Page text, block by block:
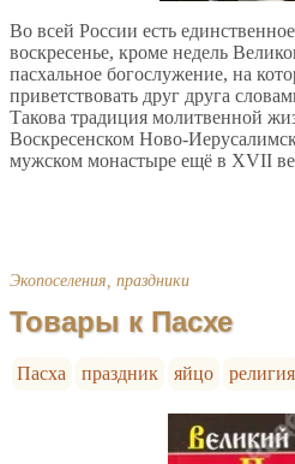
Во всей России есть
воскресенье, кроме недель
пасхальное богослужение, на
приветствовать друг друга
Такова традиция молитвенной
Воскресенском Ново-
мужском монастыре ещё в XVII
Экопоселения, праздники
Товары к Пасхе
Пасха праздник яйцо религия